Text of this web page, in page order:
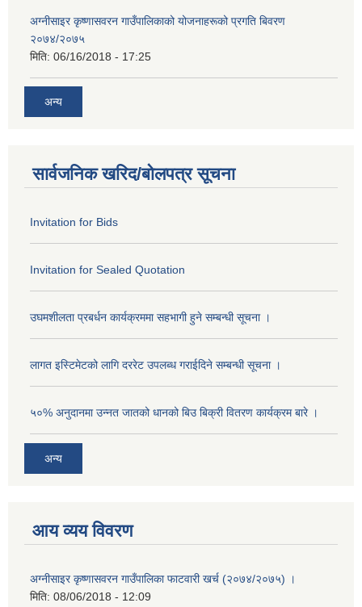
अग्नीसाइर कृष्णासवरन गाउँपालिकाको योजनाहरूको प्रगति बिवरण
२०७४/२०७५
मिति: 06/16/2018 - 17:25
अन्य
सार्वजनिक खरिद/बोलपत्र सूचना
Invitation for Bids
Invitation for Sealed Quotation
उघमशीलता प्रबर्धन कार्यक्रममा सहभागी हुने सम्बन्धी सूचना ।
लागत इस्टिमेटको लागि दररेट उपलब्ध गराईदिने सम्बन्धी सूचना ।
५०% अनुदानमा उन्नत जातको धानको बिउ बिक्री वितरण कार्यक्रम बारे ।
अन्य
आय व्यय विवरण
अग्नीसाइर कृष्णासवरन गाउँपालिका फाटवारी खर्च (२०७४/२०७५) ।
मिति: 08/06/2018 - 12:09